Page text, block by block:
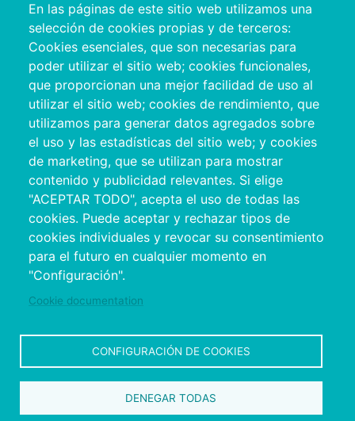
En las páginas de este sitio web utilizamos una
selección de cookies propias y de terceros:
Cookies esenciales, que son necesarias para
poder utilizar el sitio web; cookies funcionales,
que proporcionan una mejor facilidad de uso al
utilizar el sitio web; cookies de rendimiento, que
utilizamos para generar datos agregados sobre
el uso y las estadísticas del sitio web; y cookies
de marketing, que se utilizan para mostrar
contenido y publicidad relevantes. Si elige
"ACEPTAR TODO", acepta el uso de todas las
cookies. Puede aceptar y rechazar tipos de
cookies individuales y revocar su consentimiento
para el futuro en cualquier momento en
"Configuración".
Cookie documentation
CONFIGURACIÓN DE COOKIES
DENEGAR TODAS
Pazo Deputación Provincial. Avda. Montero Ríos, s/n - 36071
Pontevedra
+34 986 804 100 | +34 986 804 124
Copyright © 2026. Conseil provincial de
Pontevedra.
Tous droits réservés